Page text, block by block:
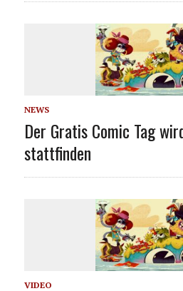
NEWS
Der Gratis Comic Tag
stattfinden
VIDEO